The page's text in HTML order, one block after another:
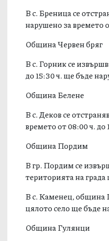
В с. Бреница се
нарушено за времето
Община Червен бряг
В с. Горник се
до 15:30 ч. ще бъде
Община Белене
В с. Деков се
времето от 08:00 ч. до
Община Пордим
В гр. Пордим се
територията на
В с. Каменец, община
цялото село ще бъде
Община Гулянци